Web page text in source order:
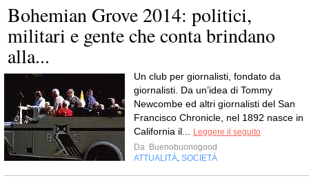
Bohemian Grove 2014: politici,
militari e gente che conta brindano
alla...
Un club per giornalisti, fondato da
giornalisti. Da un’idea di Tommy
Newcombe ed altri giornalisti del San
Francisco Chronicle, nel 1892 nasce in
California il...
Leggere il seguito
Da Buenobuonogood
ATTUALITÀ SOCIETÀ